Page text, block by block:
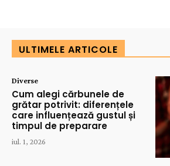
ULTIMELE ARTICOLE
Diverse
Cum alegi cărbunele de
grătar potrivit: diferențele
care influențează gustul și
timpul de preparare
iul. 1, 2026